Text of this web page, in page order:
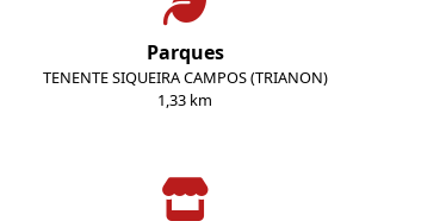
Parques
TENENTE SIQUEIRA CAMPOS (TRIANON)
1,33 km